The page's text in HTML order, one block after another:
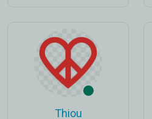
Thiou